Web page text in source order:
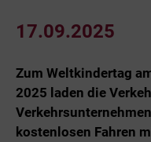
17.09.2025
Zum Weltkindertag
2025 laden die
kostenlosen Fahren